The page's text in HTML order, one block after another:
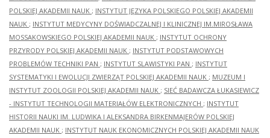
POLSKIEJ AKADEMII NAUK ; INSTYTUT JĘZYKA POLSKIEGO POLSKIEJ AKADEMII
NAUK ; INSTYTUT MEDYCYNY DOŚWIADCZALNEJ I KLINICZNEJ IM.MIROSŁAWA
MOSSAKOWSKIEGO POLSKIEJ AKADEMII NAUK ; INSTYTUT OCHRONY
PRZYRODY POLSKIEJ AKADEMII NAUK ; INSTYTUT PODSTAWOWYCH
PROBLEMÓW TECHNIKI PAN ; INSTYTUT SLAWISTYKI PAN ; INSTYTUT
SYSTEMATYKI I EWOLUCJI ZWIERZĄT POLSKIEJ AKADEMII NAUK ; MUZEUM I
INSTYTUT ZOOLOGII POLSKIEJ AKADEMII NAUK ; SIEĆ BADAWCZA ŁUKASIEWICZ
- INSTYTUT TECHNOLOGII MATERIAŁÓW ELEKTRONICZNYCH ; INSTYTUT
HISTORII NAUKI IM. LUDWIKA I ALEKSANDRA BIRKENMAJERÓW POLSKIEJ
AKADEMII NAUK ; INSTYTUT NAUK EKONOMICZNYCH POLSKIEJ AKADEMII NAUK